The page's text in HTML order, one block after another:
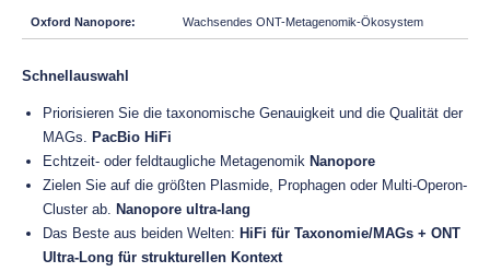
Wachsendes ONT-Metagenomik-Ökosystem
Schnellauswahl
Priorisieren Sie die taxonomische Genauigkeit und die Qualität der
MAGs. PacBio HiFi
Echtzeit- oder feldtaugliche Metagenomik Nanopore
Zielen Sie auf die größten Plasmide, Prophagen oder Multi-Operon-
Cluster ab. Nanopore ultra-lang
Das Beste aus beiden Welten: HiFi für Taxonomie/MAGs + ONT
Ultra-Long für strukturellen Kontext